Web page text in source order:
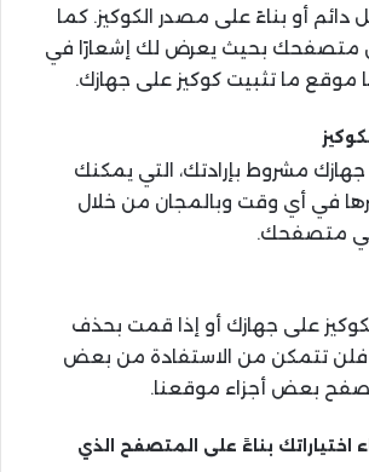
دائم أو بناءً على مصدر الكوكيز. كما
متصفحك بحيث يعرض لك إشعارًا في
موقع ما تثبيت كوكيز على جهازك.
مشروط بإرادتك، التي يمكنك
في أي وقت وبالمجان من خلال
في متصفحك.
على جهازك أو إذا قمت بحذف
فلن تتمكن من الاستفادة من بعض
بعض أجزاء موقعنا.
اختياراتك بناءً على المتصفح الذي